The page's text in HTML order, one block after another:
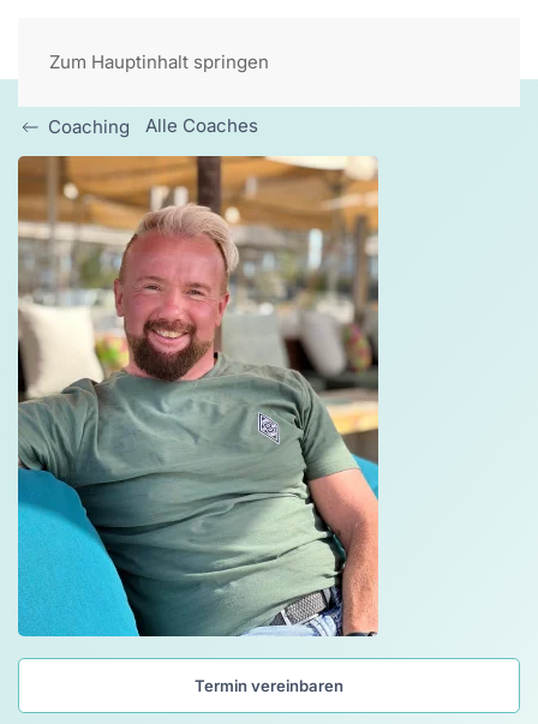
Zum Hauptinhalt springen
Coaching Alle Coaches
Termin vereinbaren